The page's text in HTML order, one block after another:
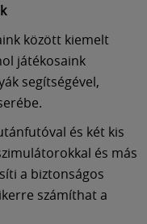
között kiemelt
játékosaink
segítségével,
és két kis
és más
a biztonságos
számíthat a